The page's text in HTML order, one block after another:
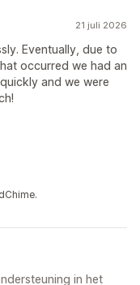
21 juli 2026
Eventually, due to
occurred we had an
and we were
in het